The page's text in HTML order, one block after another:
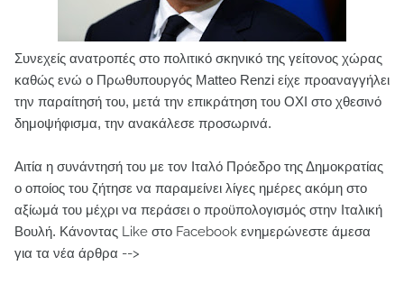
Συνεχείς ανατροπές στο πολιτικό σκηνικό της γείτονος χώρας
καθώς ενώ ο Πρωθυπουργός Matteo Renzi είχε προαναγγήλει
την παραίτησή του, μετά την επικράτηση του ΟΧΙ στο χθεσινό
δημοψήφισμα, την ανακάλεσε προσωρινά.
Αιτία η συνάντησή του με τον Ιταλό Πρόεδρο της Δημοκρατίας
ο οποίος του ζήτησε να παραμείνει λίγες ημέρες ακόμη στο
αξίωμά του μέχρι να περάσει ο προϋπολογισμός στην Ιταλική
Βουλή. Κάνοντας Like στο Facebook ενημερώνεστε άμεσα
για τα νέα άρθρα -->